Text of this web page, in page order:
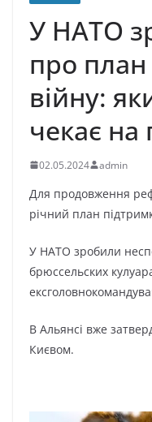
У НАТО
пpо
вiйну:
чекає на
02.05.2024 admin
Для продовження
річний план
У НАТО зробили
брюссельских
В Альянсі вже
Києвом.